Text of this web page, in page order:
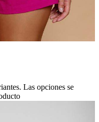
Las opciones se